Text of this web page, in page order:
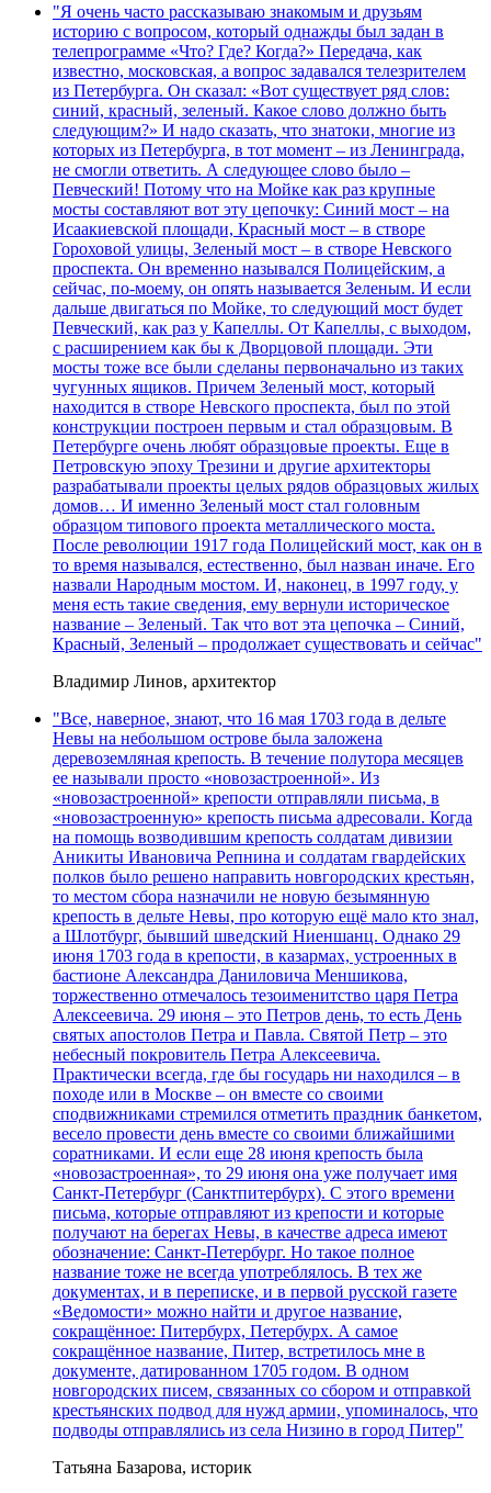
"Я очень часто рассказываю знакомым и друзьям
историю с вопросом, который однажды был задан в
телепрограмме «Что? Где? Когда?» Передача, как
известно, московская, а вопрос задавался телезрителем
из Петербурга. Он сказал: «Вот существует ряд слов:
синий, красный, зеленый. Какое слово должно быть
следующим?» И надо сказать, что знатоки, многие из
которых из Петербурга, в тот момент – из Ленинграда,
не смогли ответить. А следующее слово было –
Певческий! Потому что на Мойке как раз крупные
мосты составляют вот эту цепочку: Синий мост – на
Исаакиевской площади, Красный мост – в створе
Гороховой улицы, Зеленый мост – в створе Невского
проспекта. Он временно назывался Полицейским, а
сейчас, по-моему, он опять называется Зеленым. И если
дальше двигаться по Мойке, то следующий мост будет
Певческий, как раз у Капеллы. От Капеллы, с выходом,
с расширением как бы к Дворцовой площади. Эти
мосты тоже все были сделаны первоначально из таких
чугунных ящиков. Причем Зеленый мост, который
находится в створе Невского проспекта, был по этой
конструкции построен первым и стал образцовым. В
Петербурге очень любят образцовые проекты. Еще в
Петровскую эпоху Трезини и другие архитекторы
разрабатывали проекты целых рядов образцовых жилых
домов… И именно Зеленый мост стал головным
образцом типового проекта металлического моста.
После революции 1917 года Полицейский мост, как он в
то время назывался, естественно, был назван иначе. Его
назвали Народным мостом. И, наконец, в 1997 году, у
меня есть такие сведения, ему вернули историческое
название – Зеленый. Так что вот эта цепочка – Синий,
Красный, Зеленый – продолжает существовать и сейчас"
Владимир Линов, архитектор
"Все, наверное, знают, что 16 мая 1703 года в дельте
Невы на небольшом острове была заложена
деревоземляная крепость. В течение полутора месяцев
ее называли просто «новозастроенной». Из
«новозастроенной» крепости отправляли письма, в
«новозастроенную» крепость письма адресовали. Когда
на помощь возводившим крепость солдатам дивизии
Аникиты Ивановича Репнина и солдатам гвардейских
полков было решено направить новгородских крестьян,
то местом сбора назначили не новую безымянную
крепость в дельте Невы, про которую ещё мало кто знал,
а Шлотбург, бывший шведский Ниеншанц. Однако 29
июня 1703 года в крепости, в казармах, устроенных в
бастионе Александра Даниловича Меншикова,
торжественно отмечалось тезоименитство царя Петра
Алексеевича. 29 июня – это Петров день, то есть День
святых апостолов Петра и Павла. Святой Петр – это
небесный покровитель Петра Алексеевича.
Практически всегда, где бы государь ни находился – в
походе или в Москве – он вместе со своими
сподвижниками стремился отметить праздник банкетом,
весело провести день вместе со своими ближайшими
соратниками. И если еще 28 июня крепость была
«новозастроенная», то 29 июня она уже получает имя
Санкт-Петербург (Санктпитербурх). С этого времени
письма, которые отправляют из крепости и которые
получают на берегах Невы, в качестве адреса имеют
обозначение: Санкт-Петербург. Но такое полное
название тоже не всегда употреблялось. В тех же
документах, и в переписке, и в первой русской газете
«Ведомости» можно найти и другое название,
сокращённое: Питербурх, Петербурх. А самое
сокращённое название, Питер, встретилось мне в
документе, датированном 1705 годом. В одном
новгородских писем, связанных со сбором и отправкой
крестьянских подвод для нужд армии, упоминалось, что
подводы отправлялись из села Низино в город Питер"
Татьяна Базарова, историк